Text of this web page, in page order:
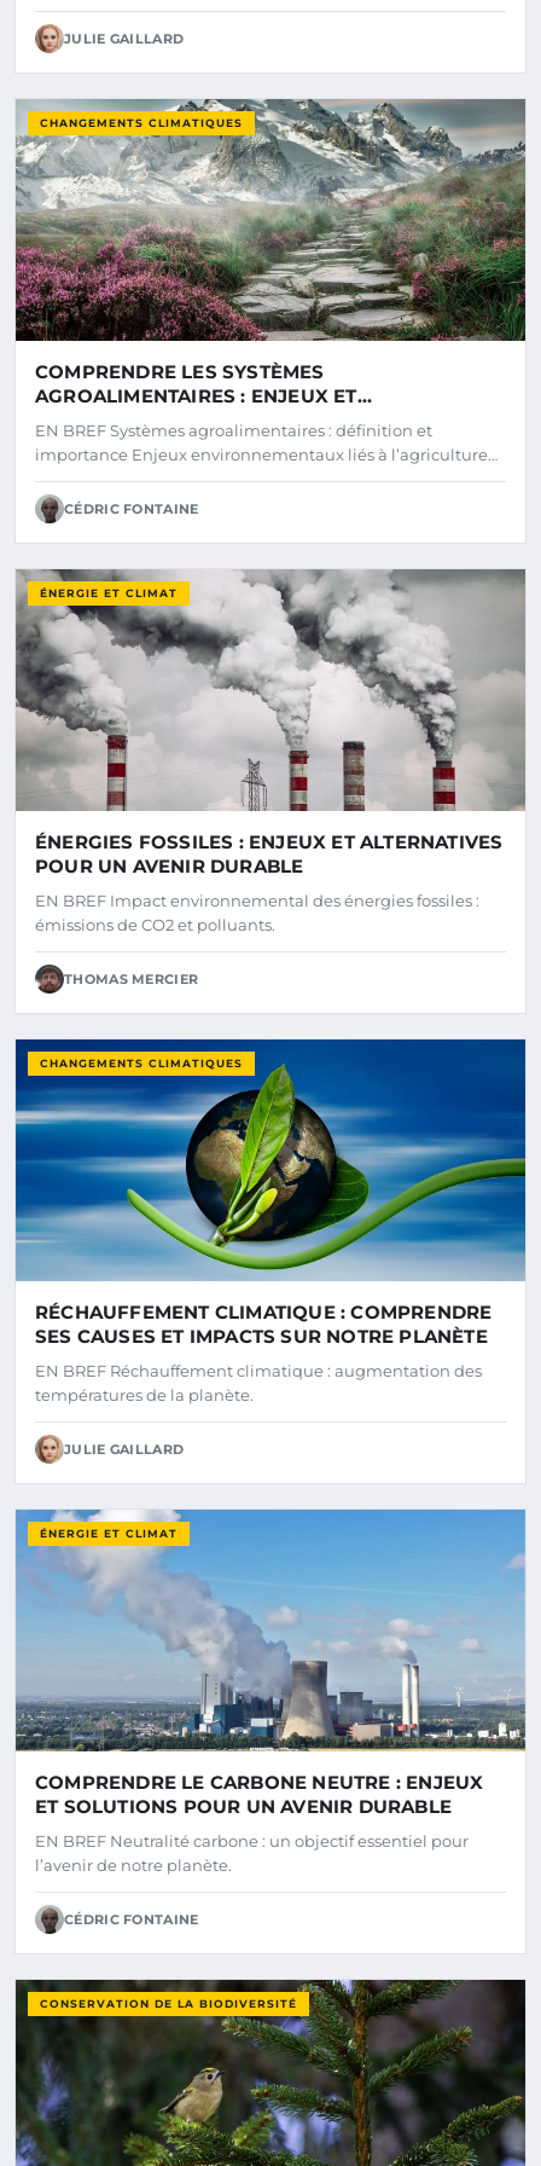
JULIE GAILLARD
CHANGEMENTS CLIMATIQUES
COMPRENDRE LES SYSTÈMES
AGROALIMENTAIRES : ENJEUX ET
PERSPECTIVES
EN BREF Systèmes agroalimentaires : définition et
importance Enjeux environnementaux liés à l’agriculture…
CÉDRIC FONTAINE
ÉNERGIE ET CLIMAT
ÉNERGIES FOSSILES : ENJEUX ET ALTERNATIVES
POUR UN AVENIR DURABLE
EN BREF Impact environnemental des énergies fossiles :
émissions de CO2 et polluants.
THOMAS MERCIER
CHANGEMENTS CLIMATIQUES
RÉCHAUFFEMENT CLIMATIQUE : COMPRENDRE
SES CAUSES ET IMPACTS SUR NOTRE PLANÈTE
EN BREF Réchauffement climatique : augmentation des
températures de la planète.
JULIE GAILLARD
ÉNERGIE ET CLIMAT
COMPRENDRE LE CARBONE NEUTRE : ENJEUX
ET SOLUTIONS POUR UN AVENIR DURABLE
EN BREF Neutralité carbone : un objectif essentiel pour
l’avenir de notre planète.
CÉDRIC FONTAINE
CONSERVATION DE LA BIODIVERSITÉ